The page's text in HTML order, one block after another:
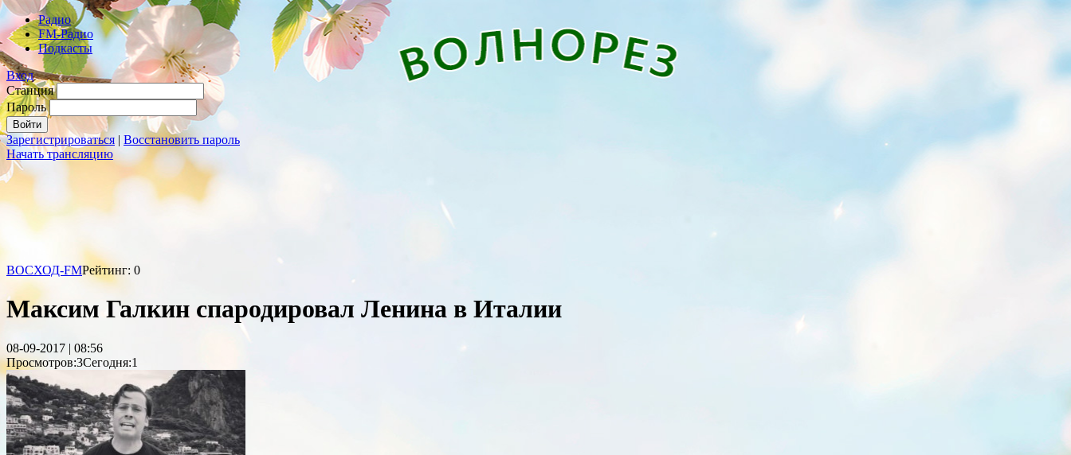
Радио
FM-Радио
Подкасты
Вход
Станция
Пароль
Зарегистрироваться | Восстановить пароль
Начать трансляцию
ВОСХОД-FMРейтинг: 0
Максим Галкин спародировал Ленина в Италии
08-09-2017 | 08:56
Просмотров:3Сегодня:1